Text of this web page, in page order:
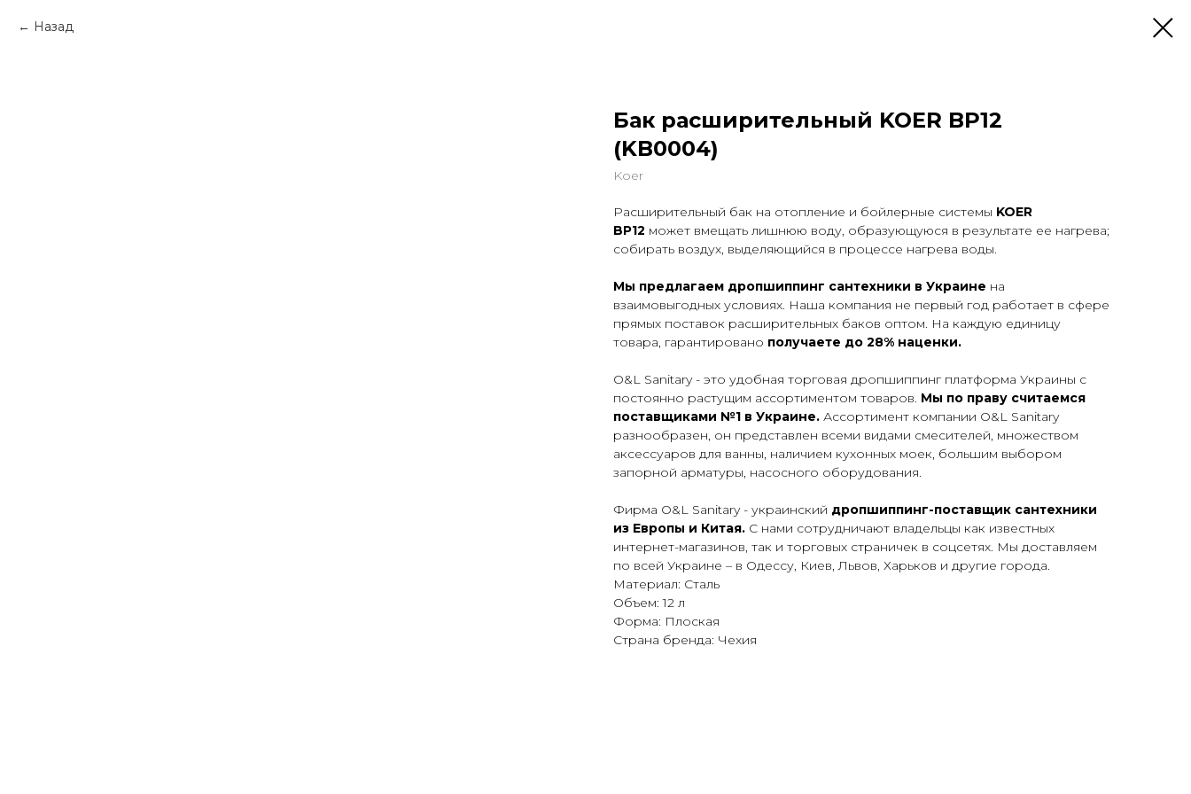
Назад
Бак расширительный KOER BP12
(KB0004)
Koer
Расширительный бак на отопление и бойлерные системы KOER
BP12 может вмещать лишнюю воду, образующуюся в результате ее нагрева;
собирать воздух, выделяющийся в процессе нагрева воды.
Мы предлагаем дропшиппинг сантехники в Украине на
взаимовыгодных условиях. Наша компания не первый год работает в сфере
прямых поставок расширительных баков оптом. На каждую единицу
товара, гарантировано получаете до 28% наценки.
O&L Sanitary - это удобная торговая дропшиппинг платформа Украины с
постоянно растущим ассортиментом товаров. Мы по праву считаемся
поставщиками №1 в Украине. Ассортимент компании O&L Sanitary
разнообразен, он представлен всеми видами смесителей, множеством
аксессуаров для ванны, наличием кухонных моек, большим выбором
запорной арматуры, насосного оборудования.
Фирма O&L Sanitary - украинский дропшиппинг-поставщик сантехники
из Европы и Китая. С нами сотрудничают владельцы как известных
интернет-магазинов, так и торговых страничек в соцсетях. Мы доставляем
по всей Украине – в Одессу, Киев, Львов, Харьков и другие города.
Материал: Сталь
Объем: 12 л
Форма: Плоская
Страна бренда: Чехия